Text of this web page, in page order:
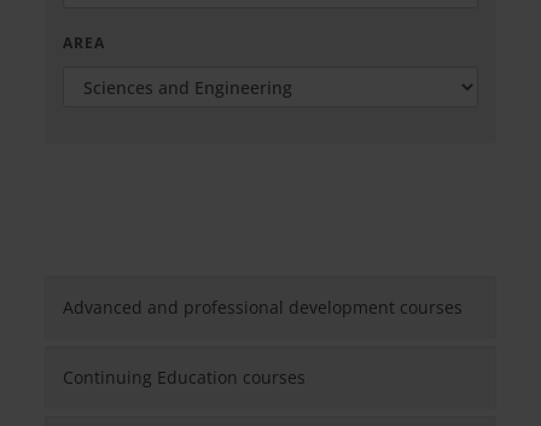
AREA
Advanced and professional development courses
Continuing Education courses